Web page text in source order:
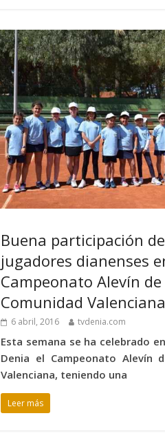
Buena participación
jugadores dianenses
Campeonato Alevín de
Comunidad Valenciana
6 abril, 2016 tvdenia.com
Esta semana se ha celebrado
Denia el Campeonato Alevín
Valenciana, teniendo una
Leer más